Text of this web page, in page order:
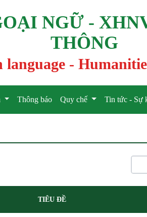
NGỮ -
THÔNG
language -
Thông báo Quy chế Tin tức - Sự
TIÊU ĐỀ